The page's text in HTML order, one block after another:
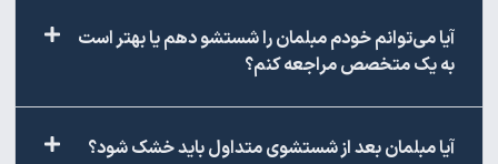
آیا می‌توانم خودم مبلمان را شستشو دهم یا بهتر است
به یک متخصص مراجعه کنم؟
آیا مبلمان بعد از شستشوی متداول باید خشک شود؟